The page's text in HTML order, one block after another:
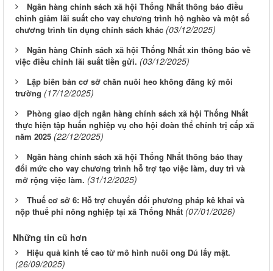
Ngân hàng chính sách xã hội Thống Nhất thông báo điều
chỉnh giảm lãi suất cho vay chương trình hộ nghèo và một số
chương trình tín dụng chính sách khác (03/12/2025)
Ngân hàng Chính sách xã hội Thống Nhất xin thông báo về
việc điều chỉnh lãi suất tiền gửi. (03/12/2025)
Lập biên bản cơ sở chăn nuôi heo không đăng ký môi
trường (17/12/2025)
Phòng giao dịch ngân hàng chính sách xã hội Thống Nhất
thực hiện tập huấn nghiệp vụ cho hội đoàn thể chính trị cấp xã
năm 2025 (22/12/2025)
Ngân hàng chính sách xã hội Thống Nhất thông báo thay
đổi mức cho vay chương trình hỗ trợ tạo việc làm, duy trì và
mở rộng việc làm. (31/12/2025)
Thuế cơ sở 6: Hỗ trợ chuyển đổi phương pháp kê khai và
nộp thuế phi nông nghiệp tại xã Thống Nhất (07/01/2026)
Những tin cũ hơn
Hiệu quả kinh tế cao từ mô hình nuôi ong Dú lấy mật.
(26/09/2025)